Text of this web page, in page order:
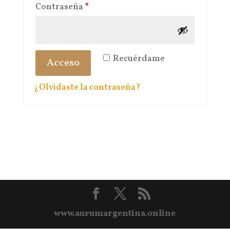
Contraseña *Obligatorio
Recuérdame
Acceso
¿Olvidaste la contraseña?
www.aurumargentina.online